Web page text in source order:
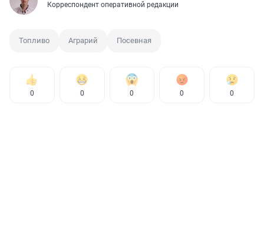
Корреспондент оперативной редакции
Топливо Аграрий Посевная
0 0 0 0 0